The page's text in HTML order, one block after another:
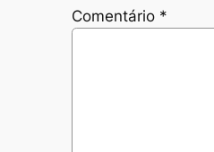
Comentário *